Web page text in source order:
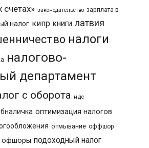
законодательство зарплата в
налог кипр книги латвия
налоги
налогово-
департамент
с оборота ндс
оптимизация налогов
отмывание оффшор
офшоры подоходный налог